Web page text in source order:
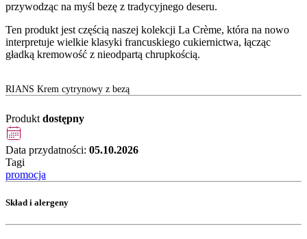
przywodząc na myśl bezę z tradycyjnego deseru.
Ten produkt jest częścią naszej kolekcji La Crème, która na nowo
interpretuje wielkie klasyki francuskiego cukiernictwa, łącząc
gładką kremowość z nieodpartą chrupkością.
RIANS Krem cytrynowy z bezą
Produkt dostępny
Data przydatności: 05.10.2026
Tagi
promocja
Skład i alergeny